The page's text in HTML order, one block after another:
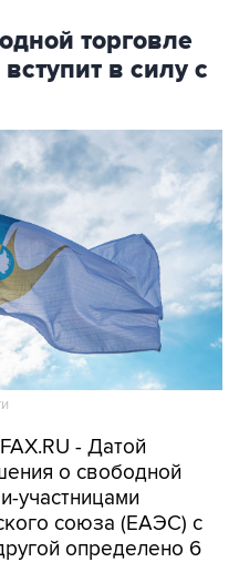
торговле
в силу с
- Датой
о свободной
участницами
союза (ЕАЭС) с
определено 6